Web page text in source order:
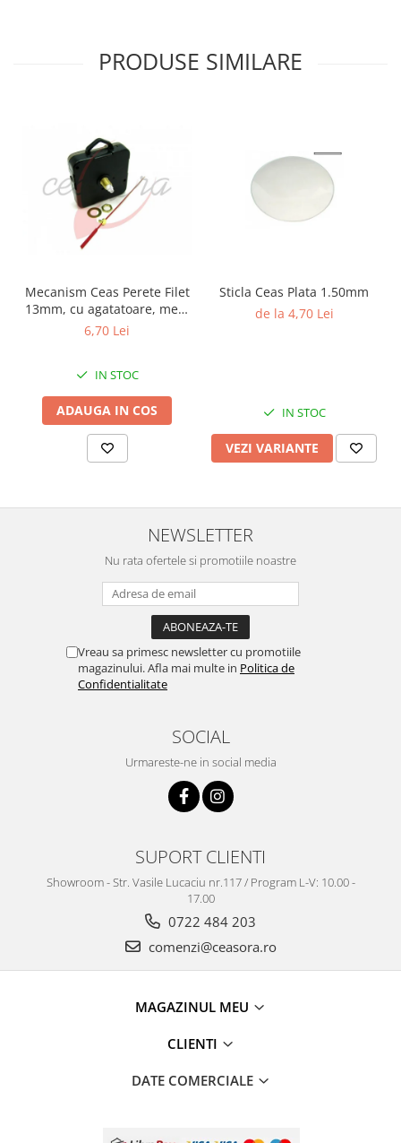
Nicovale si Suporti
Scule de Mana
Turnare, Lipire, Finisare
PROMOTII Curele Apple Watch
PROMOTII Curele Garmin
PROMOTII Scule Ceasornicar
Scule si Accesorii Ceasuri
Catarame curea
Clesti Miniatura
Curatare si Intretinere
Cutii Pastrare Ceasuri
Dispozitive Bratari si Curele
Lupe, Dispozitive Optice
Mecanisme Ceas
Scule Speciale
Suporti de Lucru
PRODUSE SIMILARE
Mecanism Ceas Perete Filet
13mm, cu agatatoare, mers
continuu, repere incluse
6,70 Lei
IN STOC
ADAUGA IN COS
Sticla Ceas Plata 1.50mm
de la 4,70 Lei
IN STOC
VEZI VARIANTE
NEWSLETTER
Nu rata ofertele si promotiile noastre
Vreau sa primesc newsletter cu promotiile
magazinului. Afla mai multe in Politica de
Confidentialitate
SOCIAL
Urmareste-ne in social media
SUPORT CLIENTI
Showroom - Str. Vasile Lucaciu nr.117 / Program L-V: 10.00 -
17.00
0722 484 203
comenzi@ceasora.ro
MAGAZINUL MEU
CLIENTI
DATE COMERCIALE